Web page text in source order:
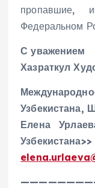
пропавшие,
Федеральном
С уважением
Хазраткул
Узбекистана,
Елена